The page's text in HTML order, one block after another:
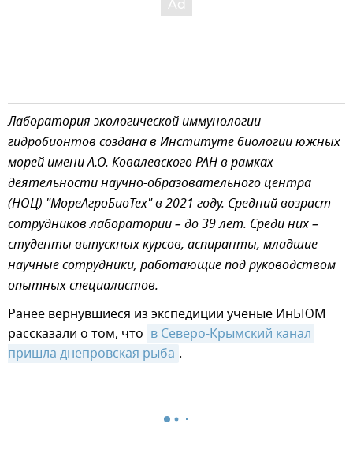
Лаборатория экологической иммунологии
гидробионтов создана в Институте биологии южных
морей имени А.О. Ковалевского РАН в рамках
деятельности научно-образовательного центра
(НОЦ) "МореАгроБиоТех" в 2021 году. Средний возраст
сотрудников лаборатории – до 39 лет. Среди них –
студенты выпускных курсов, аспиранты, младшие
научные сотрудники, работающие под руководством
опытных специалистов.
Ранее вернувшиеся из экспедиции ученые ИнБЮМ
рассказали о том, что в Северо-Крымский канал
пришла днепровская рыба .